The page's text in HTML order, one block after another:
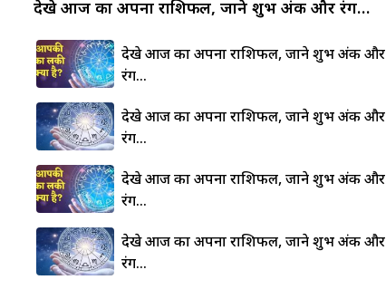
देखे आज का अपना राशिफल, जाने शुभ अंक और रंग…
देखे आज का अपना राशिफल, जाने शुभ अंक और
रंग…
देखे आज का अपना राशिफल, जाने शुभ अंक और
रंग…
देखे आज का अपना राशिफल, जाने शुभ अंक और
रंग…
देखे आज का अपना राशिफल, जाने शुभ अंक और
रंग…